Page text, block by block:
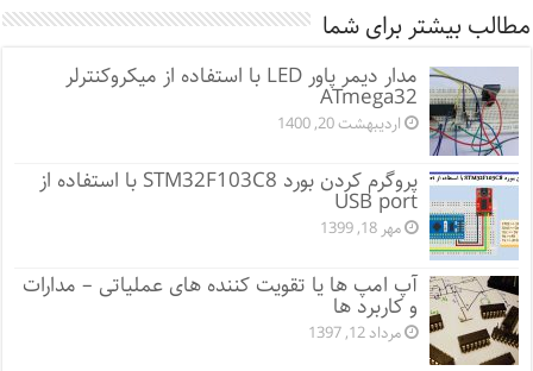
مطالب بیشتر برای شما
مدار دیمر پاور LED با استفاده از میکروکنترلر
ATmega32
اردیبهشت 20, 1400
پروگرم کردن بورد STM32F103C8 با استفاده از
USB port
مهر 18, 1399
آپ امپ ها یا تقویت کننده های عملیاتی – مدارات
و کاربرد ها
مرداد 12, 1397